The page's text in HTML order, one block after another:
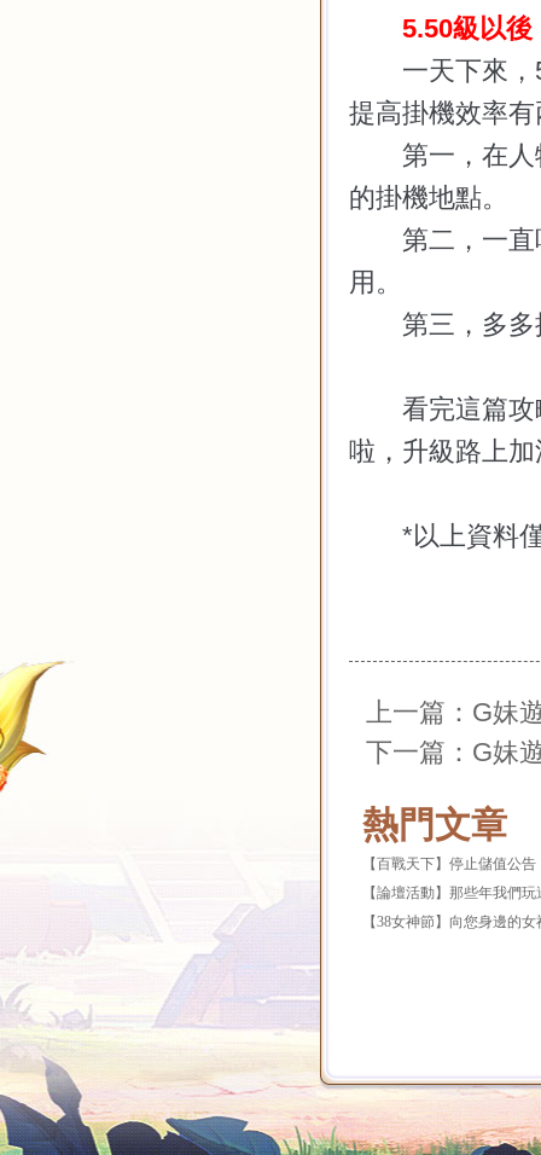
5.50級以後
一天下來，
提高掛機效率
第一，在人物
的掛機地點。
第二，一直吃
用。
第三，多多提
看完這篇攻略
啦，升級路上
*以上資料
上一篇： G妹
下一篇： G妹
熱門文章
【百戰天下】停止儲值公告
【論壇活動】那些年我們
【38女神節】向您身邊的